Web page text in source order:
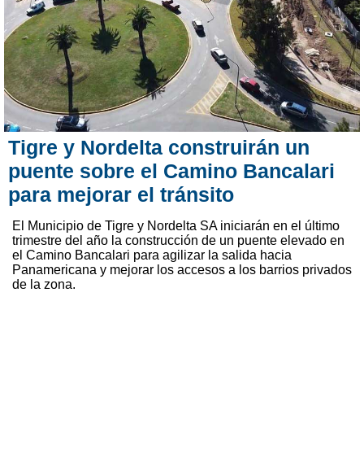
Tigre y Nordelta construirán un
puente sobre el Camino Bancalari
para mejorar el tránsito
El Municipio de Tigre y Nordelta SA iniciarán en el último
trimestre del año la construcción de un puente elevado en
el Camino Bancalari para agilizar la salida hacia
Panamericana y mejorar los accesos a los barrios privados
de la zona.